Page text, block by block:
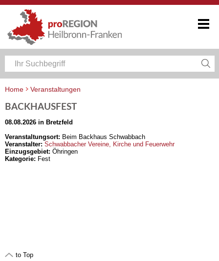
Home
Veranstaltungen
BACKHAUSFEST
08.08.2026 in Bretzfeld
Veranstaltungsort: Beim Backhaus Schwabbach
Veranstalter: Schwabbacher Vereine, Kirche und Feuerwehr
Einzugsgebiet: Öhringen
Kategorie: Fest
to Top